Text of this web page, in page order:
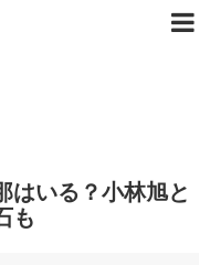
はいる？小林旭と
も